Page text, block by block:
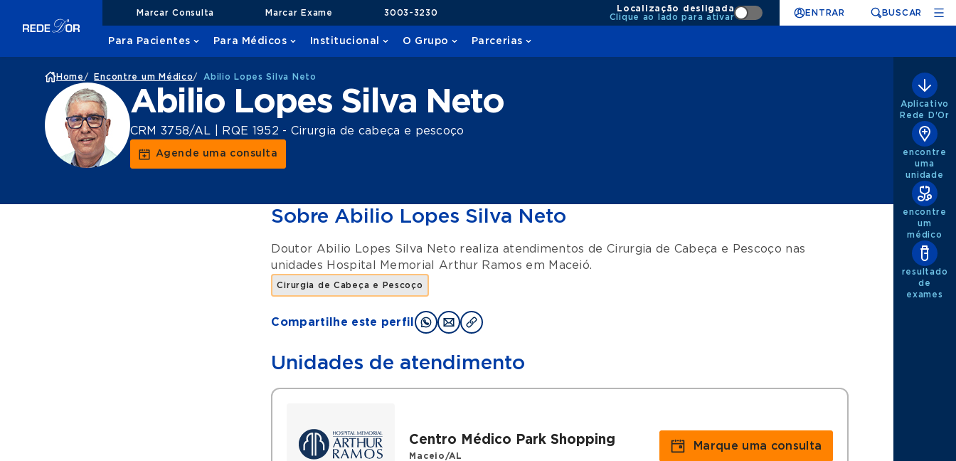
Marcar Consulta Marcar Exame 3003-3230
Localização desligada
Clique ao lado para ativar
ENTRAR BUSCAR
Para Pacientes Para Médicos Institucional O Grupo Parcerias
Home / Encontre um Médico/ Abilio Lopes Silva Neto
Abilio Lopes Silva Neto
CRM 3758/AL | RQE 1952 - Cirurgia de cabeça e pescoço
Agende uma consulta
Sobre Abilio Lopes Silva Neto
Doutor Abilio Lopes Silva Neto realiza atendimentos de Cirurgia de Cabeça e Pescoço nas
unidades Hospital Memorial Arthur Ramos em Maceió.
Cirurgia de Cabeça e Pescoço
Compartilhe este perfil
Unidades de atendimento
Centro Médico Park Shopping
Maceio/AL
Marque uma consulta
Aplicativo
Rede D'Or
encontre
uma
unidade
encontre
um
médico
resultado
de
exames